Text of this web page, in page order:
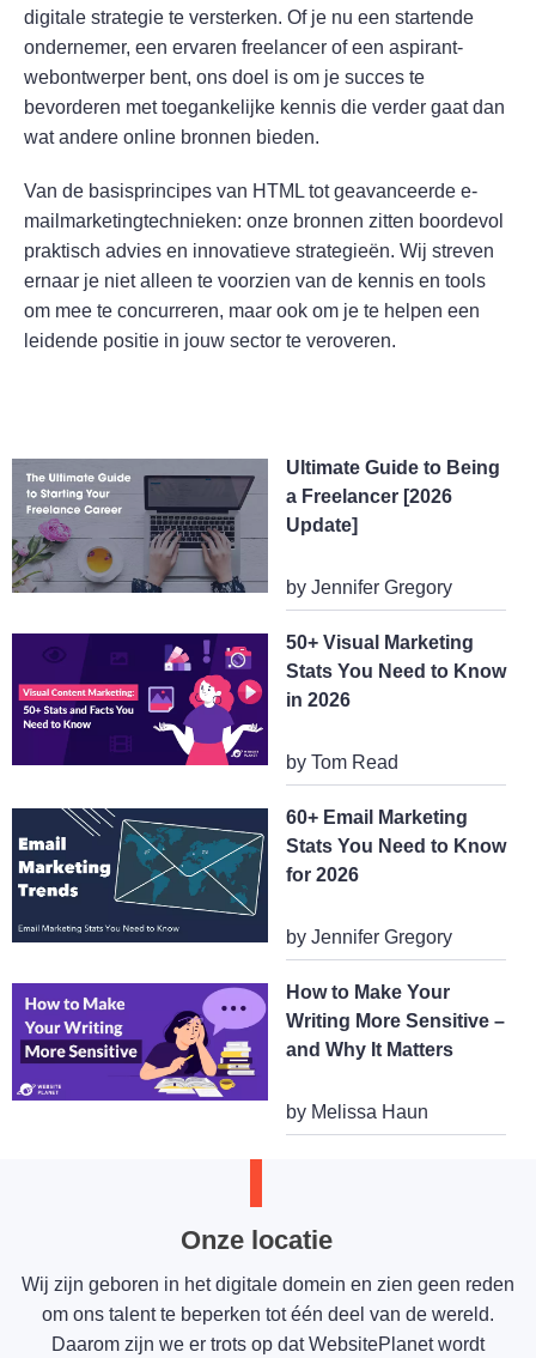
digitale strategie te versterken. Of je nu een startende
ondernemer, een ervaren freelancer of een aspirant-
webontwerper bent, ons doel is om je succes te
bevorderen met toegankelijke kennis die verder gaat dan
wat andere online bronnen bieden.
Van de basisprincipes van HTML tot geavanceerde e-
mailmarketingtechnieken: onze bronnen zitten boordevol
praktisch advies en innovatieve strategieën. Wij streven
ernaar je niet alleen te voorzien van de kennis en tools
om mee te concurreren, maar ook om je te helpen een
leidende positie in jouw sector te veroveren.
Ultimate Guide to Being
a Freelancer [2026
Update]
by Jennifer Gregory
50+ Visual Marketing
Stats You Need to Know
in 2026
by Tom Read
60+ Email Marketing
Stats You Need to Know
for 2026
by Jennifer Gregory
How to Make Your
Writing More Sensitive –
and Why It Matters
by Melissa Haun
Onze locatie
Wij zijn geboren in het digitale domein en zien geen reden
om ons talent te beperken tot één deel van de wereld.
Daarom zijn we er trots op dat WebsitePlanet wordt